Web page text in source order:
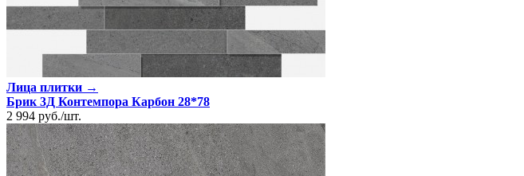
Лица плитки →
Брик 3Д Контемпора Карбон 28*78
2 994 руб./шт.